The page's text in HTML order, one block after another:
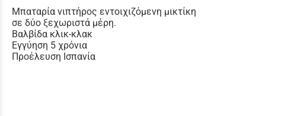
Μπαταρία νιπτήρος εντοιχιζόμενη μικτίκη
σε δύο ξεχωριστά μέρη.
Βαλβίδα κλικ-κλακ
Εγγύηση 5 χρόνια
Προέλευση Ισπανία